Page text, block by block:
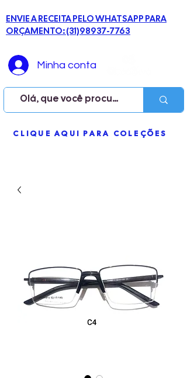
CLIQUE AQUI PARA COLEÇÕES
ME
NU
ENVIE A RECEITA PELO WHATSAPP PARA
ORÇAMENTO: (31)98937-7763
Minha conta